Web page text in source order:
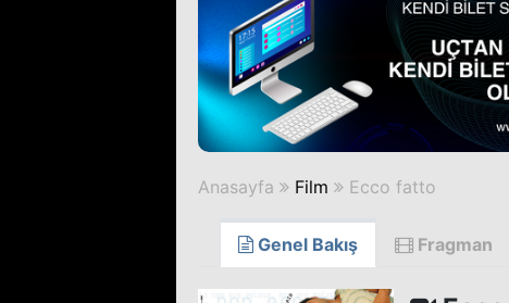
Anasayfa Film Ecco fatto
Genel Bakış Fragman